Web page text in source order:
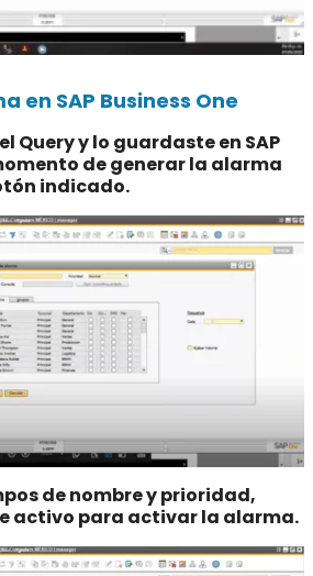
en SAP Business One
Query y lo guardaste en SAP
de generar la alarma
indicado.
de nombre y prioridad,
activo para activar la alarma.